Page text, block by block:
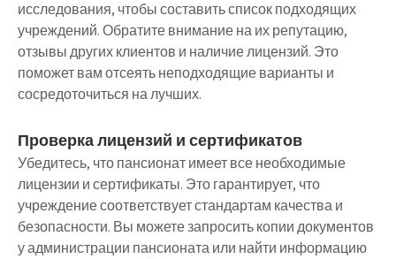
исследования, чтобы составить список подходящих
учреждений. Обратите внимание на их репутацию,
отзывы других клиентов и наличие лицензий. Это
поможет вам отсеять неподходящие варианты и
сосредоточиться на лучших.
Проверка лицензий и сертификатов
Убедитесь, что пансионат имеет все необходимые
лицензии и сертификаты. Это гарантирует, что
учреждение соответствует стандартам качества и
безопасности. Вы можете запросить копии документов
у администрации пансионата или найти информацию